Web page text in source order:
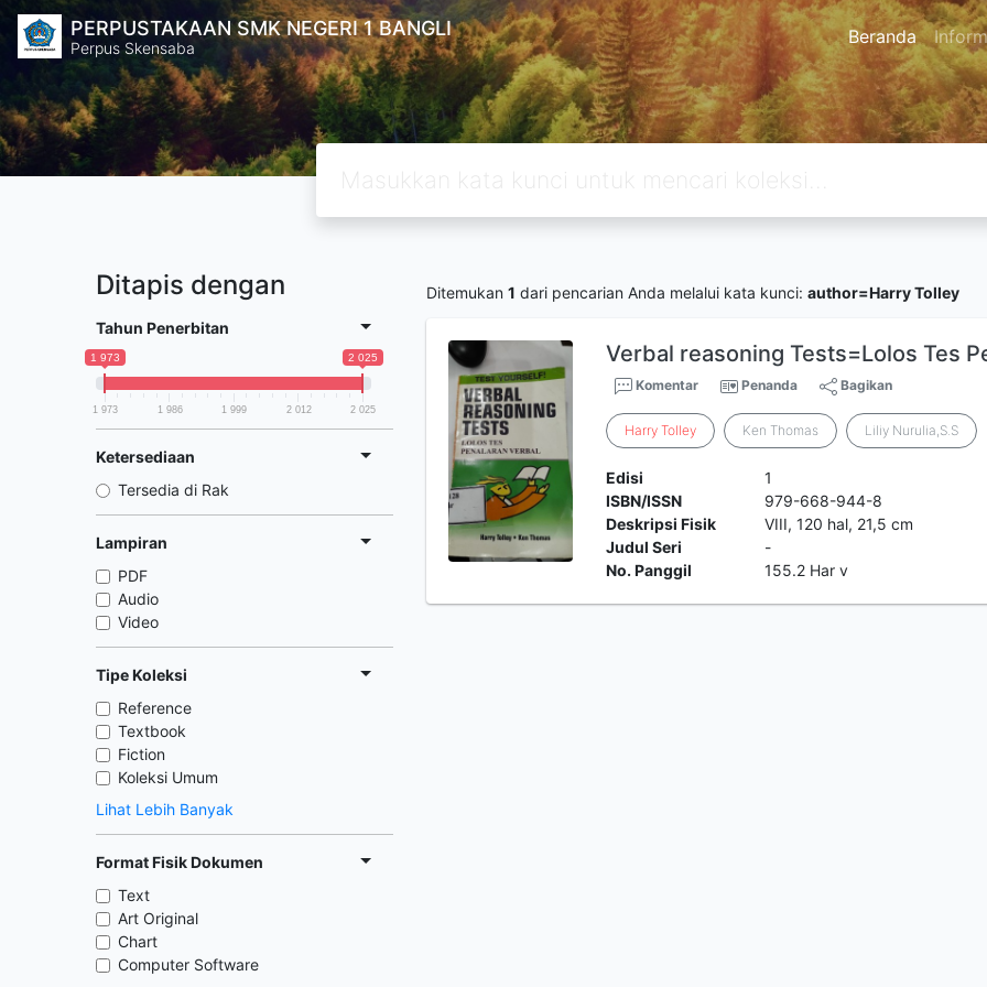
PERPUSTAKAAN SMK NEGERI 1 BANGLI
Perpus Skensaba Beranda
Ditapis dengan
Tahun Penerbitan
1 973 2 025
1 973 1 986 1 999 2 012 2 025
Ketersediaan
Tersedia di Rak
Lampiran
PDF
Audio
Video
Tipe Koleksi
Reference
Textbook
Fiction
Koleksi Umum
Lihat Lebih Banyak
Format Fisik Dokumen
Text
Art Original
Chart
Computer Software
Ditemukan 1 dari pencarian Anda melalui kata kunci: author=Harry Tolley
Verbal reasoning Tests=Lolos Tes
Komentar Penanda Bagikan
Harry Tolley Ken Thomas Liliy Nurulia,S.S
Edisi
1
ISBN/ISSN
979-668-944-8
Deskripsi Fisik
VIII, 120 hal, 21,5 cm
Judul Seri
-
No. Panggil
155.2 Har v